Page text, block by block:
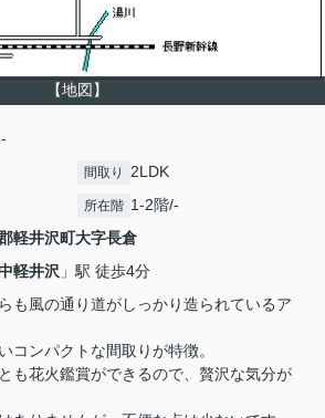
【地図】
間取り 2LDK
所在階 1-2階/-
軽井沢町大字長倉
軽井沢 」駅 徒歩4分
も風の通り道がしっかり造られているア
コンパクトな間取りが特徴。
も花火鑑賞ができるので、贅沢な気分が